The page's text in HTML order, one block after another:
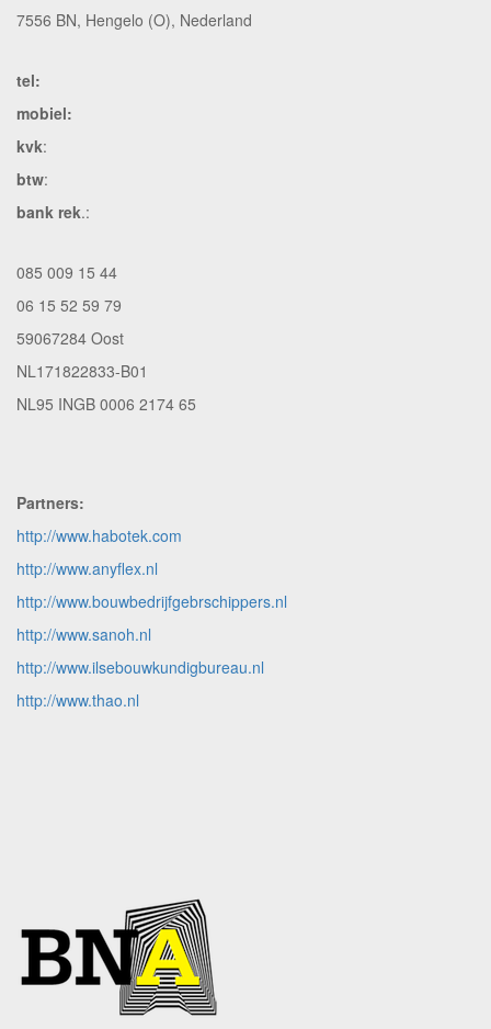
7556 BN, Hengelo (O), Nederland
tel:
mobiel:
kvk:
btw:
bank rek.:
085 009 15 44
06 15 52 59 79
59067284 Oost
NL171822833-B01
NL95 INGB 0006 2174 65
Partners:
http://www.habotek.com
http://www.anyflex.nl
http://www.bouwbedrijfgebrschippers.nl
http://www.sanoh.nl
http://www.ilsebouwkundigbureau.nl
http://www.thao.nl